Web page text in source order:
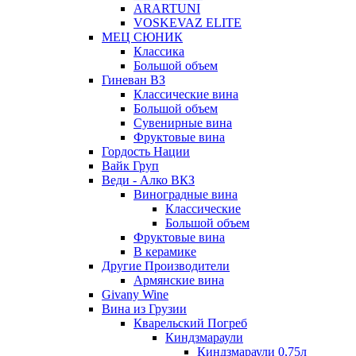
ARARTUNI
VOSKEVAZ ELITE
МЕЦ СЮНИК
Классика
Большой объем
Гиневан ВЗ
Классические вина
Большой объем
Сувенирные вина
Фруктовые вина
Гордость Нации
Вайк Груп
Веди - Алко ВКЗ
Виноградные вина
Классические
Большой объем
Фруктовые вина
В керамике
Другие Производители
Армянские вина
Givany Wine
Вина из Грузии
Кварельский Погреб
Киндзмараули
Киндзмараули 0,75л